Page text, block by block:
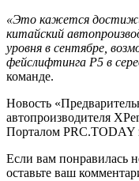
«Это кажется
китайский
уровня в сентябре,
фейслифтинга P5 в
команде.
Новость
автопроизводителя
Порталом PRC.TODAY
Если вам понравилась
оставьте ваш